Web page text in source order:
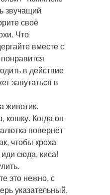
звучащий
своё
Что
вместе с
в действие
запутаться в
животик.
кошку. Когда он
повернёт
чтобы кроха
сюда, киса!
это нежно, с
указательный,